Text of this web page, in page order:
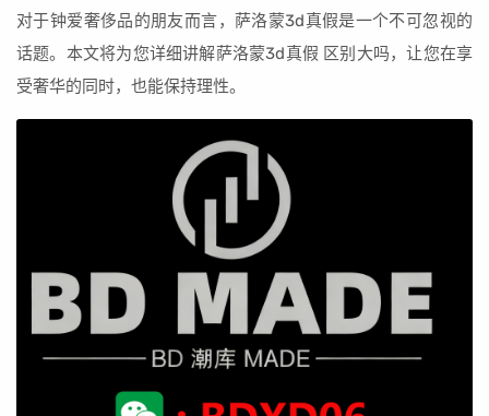
对于钟爱奢侈品的朋友而言，萨洛蒙3d真假是一个不可忽视的
话题。本文将为您详细讲解萨洛蒙3d真假 区别大吗，让您在享
受奢华的同时，也能保持理性。